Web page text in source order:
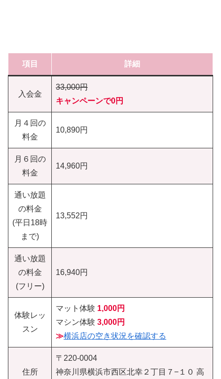
項目 詳細
入会金
33,000円
キャンペーンで0円
月４回の
料金
10,890円
月６回の
料金
14,960円
通い放題
の料金
(平日18時
まで)
13,552円
通い放題
の料金
(フリー)
16,940円
体験レッ
スン
マット体験 1,000円
マシン体験 3,000円
≫横浜店の空き状況を確認する
住所
〒220-0004
神奈川県横浜市西区北幸２丁目７−１０ 高